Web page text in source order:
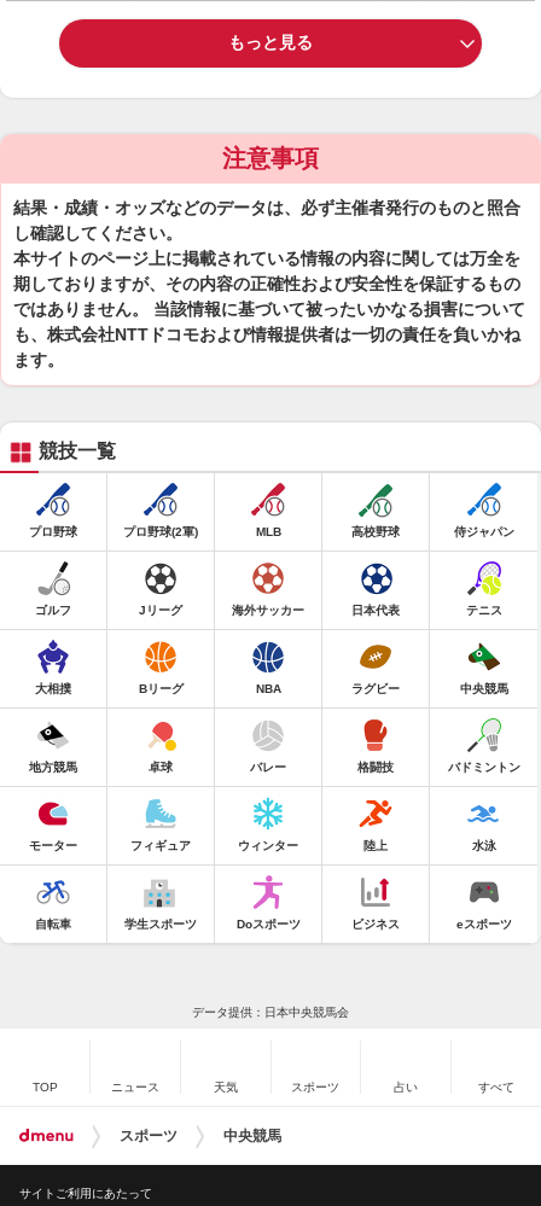
もっと見る
注意事項
結果・成績・オッズなどのデータは、必ず主催者発行のものと照合
し確認してください。
本サイトのページ上に掲載されている情報の内容に関しては万全を
期しておりますが、その内容の正確性および安全性を保証するもの
ではありません。 当該情報に基づいて被ったいかなる損害について
も、株式会社NTTドコモおよび情報提供者は一切の責任を負いかね
ます。
競技一覧
プロ野球 プロ野球(2軍) MLB 高校野球 侍ジャパン
ゴルフ Jリーグ 海外サッカー 日本代表 テニス
大相撲 Bリーグ NBA ラグビー 中央競馬
地方競馬 卓球 バレー 格闘技 バドミントン
モーター フィギュア ウィンター 陸上 水泳
自転車 学生スポーツ Doスポーツ ビジネス eスポーツ
データ提供：日本中央競馬会
TOP ニュース 天気 スポーツ 占い すべて
スポーツ 中央競馬
サイトご利用にあたって